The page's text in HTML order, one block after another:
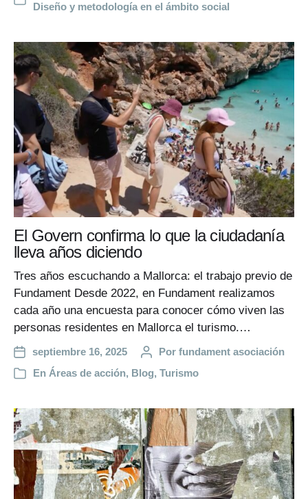
Diseño y metodología en el ámbito social
El Govern confirma lo que la ciudadanía
lleva años diciendo
Tres años escuchando a Mallorca: el trabajo previo de
Fundament Desde 2022, en Fundament realizamos
cada año una encuesta para conocer cómo viven las
personas residentes en Mallorca el turismo.…
septiembre 16, 2025 Por fundament asociación
En Áreas de acción, Blog, Turismo